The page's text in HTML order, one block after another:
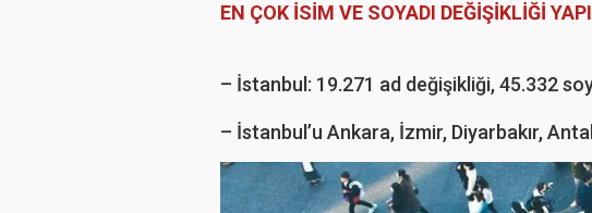
EN ÇOK İSİM VE SOYADI DEĞİŞİKLİĞİ
– İstanbul: 19.271 ad değişikliği, 45.332
– İstanbul’u Ankara, İzmir, Diyarbakır,